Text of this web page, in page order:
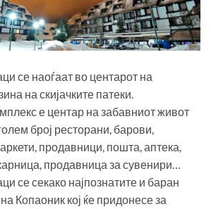
се наоѓаат во центарот на
на скијачките патеки.
е центар на забавниот живот
број ресторани, барови,
продавници, пошта, аптека,
продавница за сувенири…
се секако најпознатите и баран
Копаоник кој ќе придонесе за